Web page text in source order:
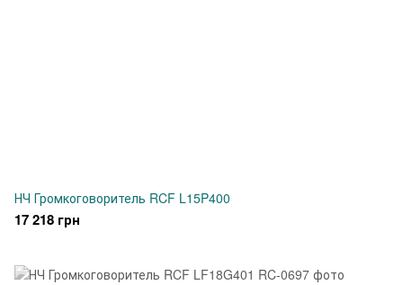
НЧ Громкоговоритель RCF L15P400
17 218 грн